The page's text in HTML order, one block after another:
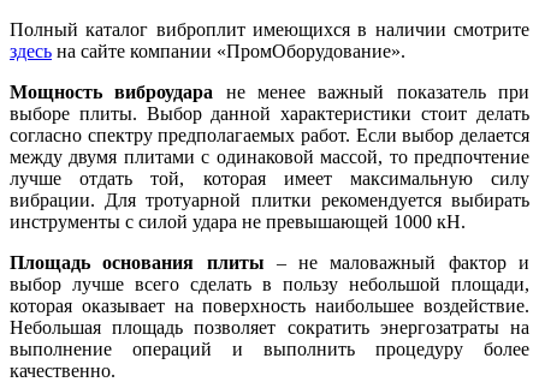
Полный каталог виброплит имеющихся в наличии смотрите
здесь на сайте компании «ПромОборудование».
Мощность виброудара не менее важный показатель при
выборе плиты. Выбор данной характеристики стоит делать
согласно спектру предполагаемых работ. Если выбор делается
между двумя плитами с одинаковой массой, то предпочтение
лучше отдать той, которая имеет максимальную силу
вибрации. Для тротуарной плитки рекомендуется выбирать
инструменты с силой удара не превышающей 1000 кН.
Площадь основания плиты – не маловажный фактор и
выбор лучше всего сделать в пользу небольшой площади,
которая оказывает на поверхность наибольшее воздействие.
Небольшая площадь позволяет сократить энергозатраты на
выполнение операций и выполнить процедуру более
качественно.